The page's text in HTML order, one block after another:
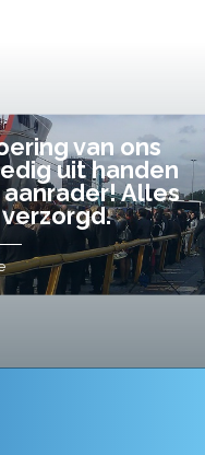
van ons
uit handen
Alles